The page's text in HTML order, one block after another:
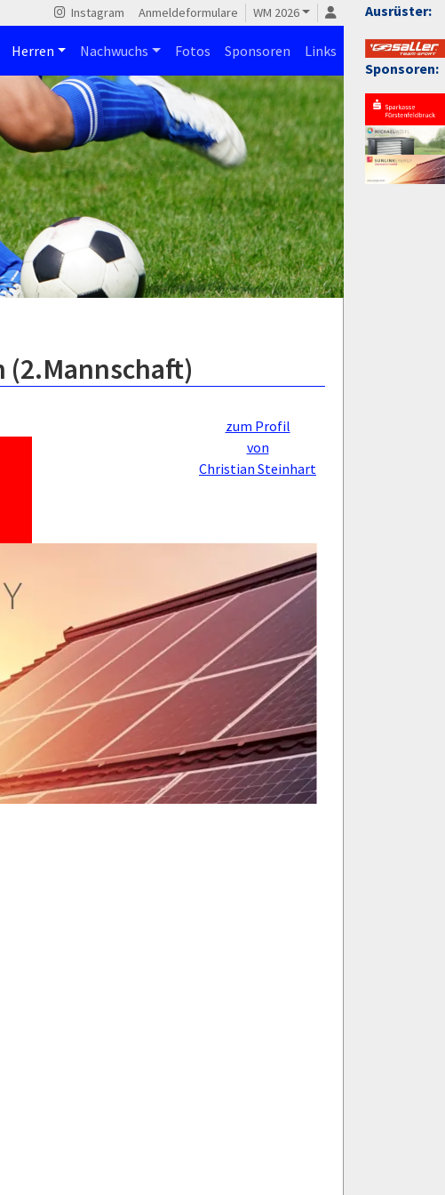
Ausrüster:
Sponsoren:
Instagram Anmeldeformulare WM 2026
Herren Nachwuchs Fotos Sponsoren Links
(2.Mannschaft)
zum Profil
von
Christian Steinhart